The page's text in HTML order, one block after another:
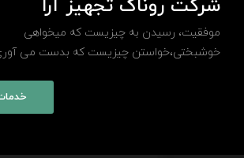
شرکت روناک تجهیز آرا
موفقیت، رسیدن به چیزیست که میخواهی
خوشبختی،خواستن چیزیست که بدست می آوری
خدمات